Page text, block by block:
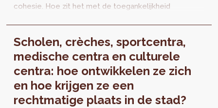
cohesie. Hoe zit het met de toegankelijkheid
bevraging, afspraak op www.sport.brussels !
Scholen, crèches, sportcentra,
medische centra en culturele
centra: hoe ontwikkelen ze zich
en hoe krijgen ze een
rechtmatige plaats in de stad?